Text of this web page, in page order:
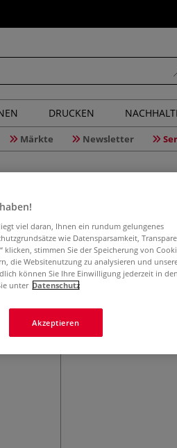
DRUCKEN
Märkte Newsletter
Meine
21 verträumte
Mit farbigen
viel daran, Ihnen ein rundum gelungenes
wie Datensparsamkeit,
klicken, stimmen Sie der Speicherung von
die Websitenutzung zu analysieren und
können Sie Ihre Einwilligung jederzeit in den
unter Datenschutz
Akzeptieren